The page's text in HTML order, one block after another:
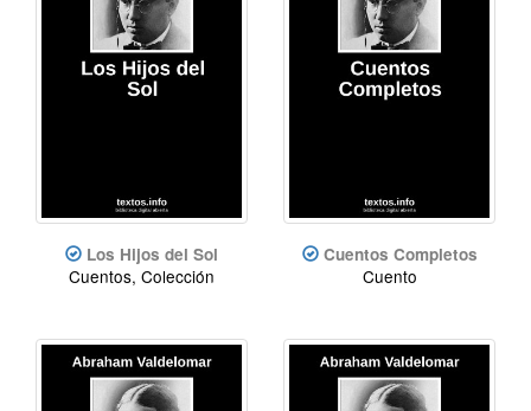
Los Hijos del Sol
Cuentos, Colección
Cuentos Completos
Cuento